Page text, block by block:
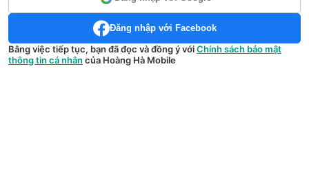
Đăng nhập với Facebook
Bằng việc tiếp tục, bạn đã đọc và đồng ý vớiChính sách bảo mật
thông tin cá nhân của Hoàng Hà Mobile